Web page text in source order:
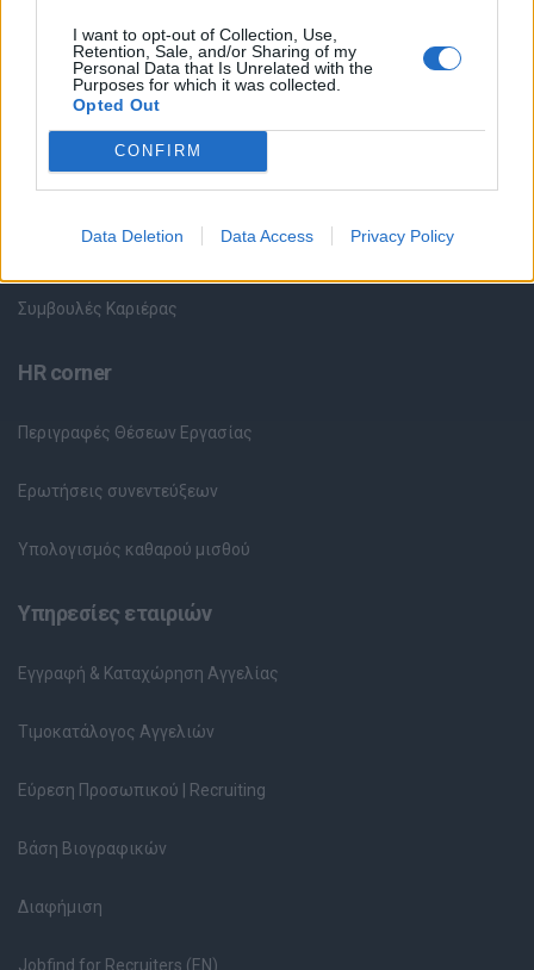
I want to opt-out of Collection, Use,
Retention, Sale, and/or Sharing of my
Personal Data that Is Unrelated with the
Purposes for which it was collected.
Opted Out
CONFIRM
Data Deletion Data Access Privacy Policy
Θέσεις Εργασίας ανά Εταιρεία
Κέντρο Βοήθειας
Υπηρεσίες υποψηφίων
Καταχώρηση Online Βιογραφικού
Συμβουλές Καριέρας
HR corner
Περιγραφές Θέσεων Εργασίας
Ερωτήσεις συνεντεύξεων
Υπολογισμός καθαρού μισθού
Υπηρεσίες εταιριών
Εγγραφή & Καταχώρηση Αγγελίας
Τιμοκατάλογος Αγγελιών
Εύρεση Προσωπικού | Recruiting
Βάση Βιογραφικών
Διαφήμιση
Jobfind for Recruiters (EN)